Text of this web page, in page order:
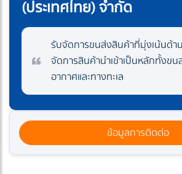
(ประเทศไทย) จำกัด
รับจัดการขนส่งสินค้าที่มุ่งเน้นด้า
จัดการสินค้านำเข้าเป็นหลักทั้งขน
อากาศและทางทะเล
ข้อมูลการติดต่อ